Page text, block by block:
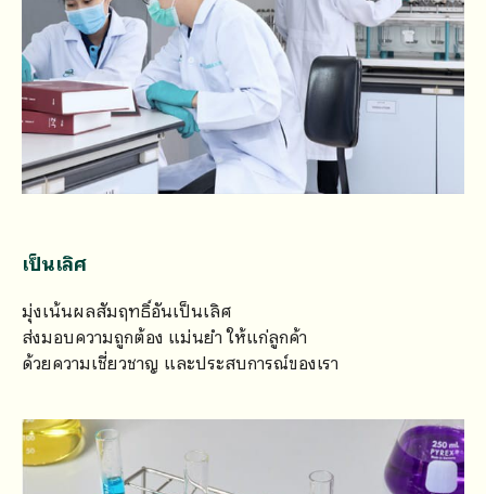
เป็นเลิศ
มุ่งเน้นผลสัมฤทธิ์อันเป็นเลิศ
ส่งมอบความถูกต้อง แม่นยำ ให้แก่ลูกค้า
ด้วยความเชี่ยวชาญ และประสบการณ์ของเรา